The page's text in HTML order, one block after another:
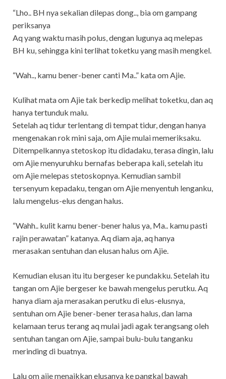
“Lho.. BH nya sekalian dilepas dong.., bia om gampang
periksanya
Aq yang waktu masih polus, dengan lugunya aq melepas
BH ku, sehingga kini terlihat toketku yang masih mengkel.
“Wah.., kamu bener-bener canti Ma..” kata om Ajie.
Kulihat mata om Ajie tak berkedip melihat toketku, dan aq
hanya tertunduk malu.
Setelah aq tidur terlentang di tempat tidur, dengan hanya
mengenakan rok mini saja, om Ajie mulai memeriksaku.
Ditempelkannya stetoskop itu didadaku, terasa dingin, lalu
om Ajie menyuruhku bernafas beberapa kali, setelah itu
om Ajie melepas stetoskopnya. Kemudian sambil
tersenyum kepadaku, tengan om Ajie menyentuh lenganku,
lalu mengelus-elus dengan halus.
“Wahh.. kulit kamu bener-bener halus ya, Ma.. kamu pasti
rajin perawatan” katanya. Aq diam aja, aq hanya
merasakan sentuhan dan elusan halus om Ajie.
Kemudian elusan itu itu bergeser ke pundakku. Setelah itu
tangan om Ajie bergeser ke bawah mengelus perutku. Aq
hanya diam aja merasakan perutku di elus-elusnya,
sentuhan om Ajie bener-bener terasa halus, dan lama
kelamaan terus terang aq mulai jadi agak terangsang oleh
sentuhan tangan om Ajie, sampai bulu-bulu tanganku
merinding di buatnya.
Lalu om ajie menaikkan elusanya ke pangkal bawah